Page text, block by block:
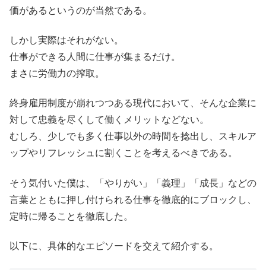
価があるというのが当然である。
しかし実際はそれがない。
仕事ができる人間に仕事が集まるだけ。
まさに労働力の搾取。
終身雇用制度が崩れつつある現代において、そんな企業に
対して忠義を尽くして働くメリットなどない。
むしろ、少しでも多く仕事以外の時間を捻出し、スキルア
ップやリフレッシュに割くことを考えるべきである。
そう気付いた僕は、「やりがい」「義理」「成長」などの
言葉とともに押し付けられる仕事を徹底的にブロックし、
定時に帰ることを徹底した。
以下に、具体的なエピソードを交えて紹介する。